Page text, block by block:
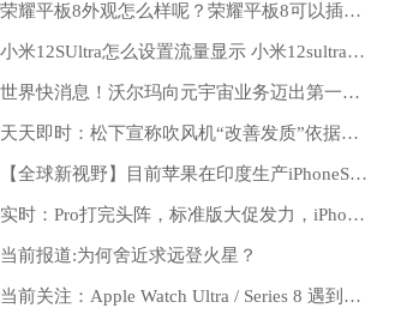
荣耀平板8外观怎么样呢？荣耀平板8可以插电话卡吗？
小米12SUltra怎么设置流量显示 小米12sultra信号怎么样呢?
世界快消息！沃尔玛向元宇宙业务迈出第一步，想吸引年轻用户购物
天天即时：松下宣称吹风机“改善发质”依据不充分被罚
【全球新视野】目前苹果在印度生产iPhoneSE、iPhone14等四款智能手机
实时：Pro打完头阵，标准版大促发力，iPhone 14供应商继续重金招人
当前报道:为何舍近求远登火星？
当前关注：Apple Watch Ultra / Series 8 遇到麦克风停止工作 Bug